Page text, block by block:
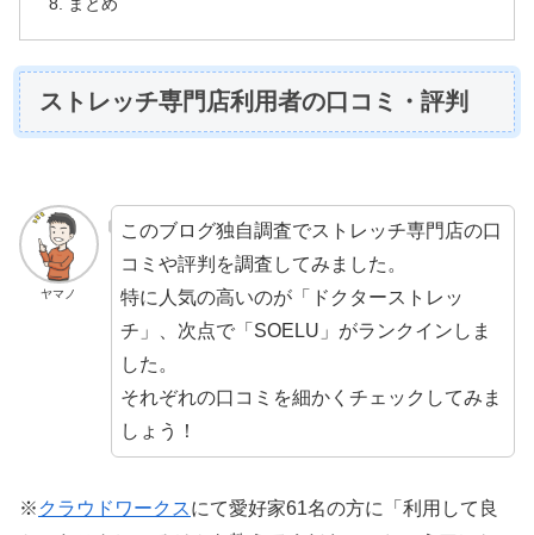
ストレッチ専門店利用者の口コミ・評判
ヤマノ
このブログ独自調査でストレッチ専門店の口
コミや評判を調査してみました。
特に人気の高いのが「ドクターストレッ
チ」、次点で「SOELU」がランクインしま
した。
それぞれの口コミを細かくチェックしてみま
しょう！
※ クラウドワークスにて愛好家61名の方に「利用して良